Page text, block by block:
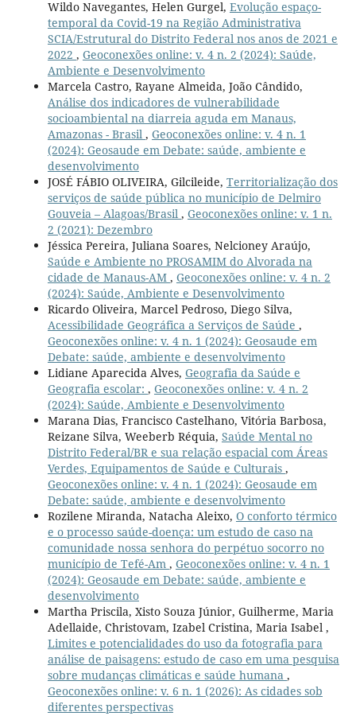
Wildo Navegantes, Helen Gurgel, Evolução espaço-
temporal da Covid-19 na Região Administrativa
SCIA/Estrutural do Distrito Federal nos anos de 2021 e
2022 , Geoconexões online: v. 4 n. 2 (2024): Saúde,
Ambiente e Desenvolvimento
Marcela Castro, Rayane Almeida, João Cândido,
Análise dos indicadores de vulnerabilidade
socioambiental na diarreia aguda em Manaus,
Amazonas - Brasil , Geoconexões online: v. 4 n. 1
(2024): Geosaude em Debate: saúde, ambiente e
desenvolvimento
JOSÉ FÁBIO OLIVEIRA, Gilcileide, Territorialização dos
serviços de saúde pública no município de Delmiro
Gouveia – Alagoas/Brasil , Geoconexões online: v. 1 n.
2 (2021): Dezembro
Jéssica Pereira, Juliana Soares, Nelcioney Araújo,
Saúde e Ambiente no PROSAMIM do Alvorada na
cidade de Manaus-AM , Geoconexões online: v. 4 n. 2
(2024): Saúde, Ambiente e Desenvolvimento
Ricardo Oliveira, Marcel Pedroso, Diego Silva,
Acessibilidade Geográfica a Serviços de Saúde ,
Geoconexões online: v. 4 n. 1 (2024): Geosaude em
Debate: saúde, ambiente e desenvolvimento
Lidiane Aparecida Alves, Geografia da Saúde e
Geografia escolar: , Geoconexões online: v. 4 n. 2
(2024): Saúde, Ambiente e Desenvolvimento
Marana Dias, Francisco Castelhano, Vitória Barbosa,
Reizane Silva, Weeberb Réquia, Saúde Mental no
Distrito Federal/BR e sua relação espacial com Áreas
Verdes, Equipamentos de Saúde e Culturais ,
Geoconexões online: v. 4 n. 1 (2024): Geosaude em
Debate: saúde, ambiente e desenvolvimento
Rozilene Miranda, Natacha Aleixo, O conforto térmico
e o processo saúde-doença: um estudo de caso na
comunidade nossa senhora do perpétuo socorro no
município de Tefé-Am , Geoconexões online: v. 4 n. 1
(2024): Geosaude em Debate: saúde, ambiente e
desenvolvimento
Martha Priscila, Xisto Souza Júnior, Guilherme, Maria
Adellaide, Christovam, Izabel Cristina, Maria Isabel ,
Limites e potencialidades do uso da fotografia para
análise de paisagens: estudo de caso em uma pesquisa
sobre mudanças climáticas e saúde humana ,
Geoconexões online: v. 6 n. 1 (2026): As cidades sob
diferentes perspectivas